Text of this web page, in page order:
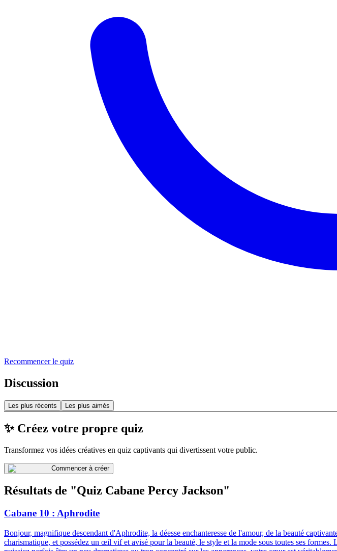
Recommencer le quiz
Discussion
Les plus récents Les plus aimés
✨ Créez votre propre quiz
Transformez vos idées créatives en quiz captivants qui divertissent votre public.
Commencer à créer
Résultats de "Quiz Cabane Percy Jackson"
Cabane 10 : Aphrodite
Bonjour, magnifique descendant d'Aphrodite, la déesse enchanteresse de l'amour, de la beauté
charismatique, et possédez un œil vif et avisé pour la beauté, le style et la mode sous toutes ses